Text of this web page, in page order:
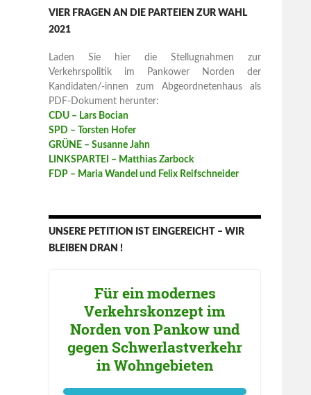
VIER FRAGEN AN DIE PARTEIEN ZUR WAHL
2021
Laden Sie hier die Stellugnahmen zur
Verkehrspolitik im Pankower Norden der
Kandidaten/-innen zum Abgeordnetenhaus als
PDF-Dokument herunter:
CDU – Lars Bocian
SPD – Torsten Hofer
GRÜNE – Susanne Jahn
LINKSPARTEI – Matthias Zarbock
FDP – Maria Wandel und Felix Reifschneider
UNSERE PETITION IST EINGEREICHT – WIR
BLEIBEN DRAN !
Für ein modernes
Verkehrskonzept im
Norden von Pankow und
gegen Schwerlastverkehr
in Wohngebieten